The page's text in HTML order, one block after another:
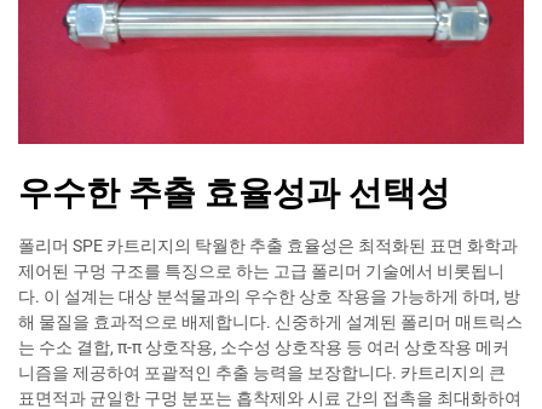
우수한 추출 효율성과 선택성
폴리머 SPE 카트리지의 탁월한 추출 효율성은 최적화된 표면 화학과
제어된 구멍 구조를 특징으로 하는 고급 폴리머 기술에서 비롯됩니
다. 이 설계는 대상 분석물과의 우수한 상호 작용을 가능하게 하며, 방
해 물질을 효과적으로 배제합니다. 신중하게 설계된 폴리머 매트릭스
는 수소 결합, π-π 상호작용, 소수성 상호작용 등 여러 상호작용 메커
니즘을 제공하여 포괄적인 추출 능력을 보장합니다. 카트리지의 큰
표면적과 균일한 구멍 분포는 흡착제와 시료 간의 접촉을 최대화하여